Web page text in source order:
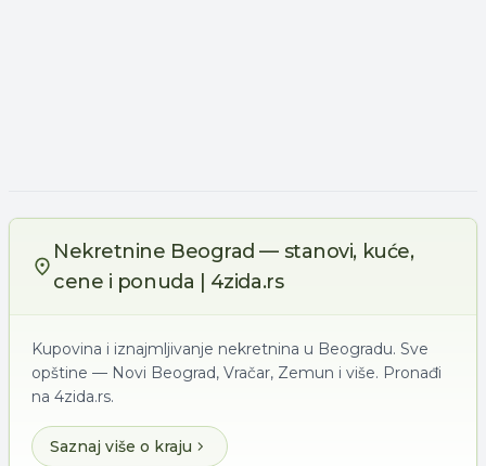
Nekretnine Beograd — stanovi, kuće,
cene i ponuda | 4zida.rs
Kupovina i iznajmljivanje nekretnina u Beogradu. Sve
opštine — Novi Beograd, Vračar, Zemun i više. Pronađi
na 4zida.rs.
Saznaj više o kraju